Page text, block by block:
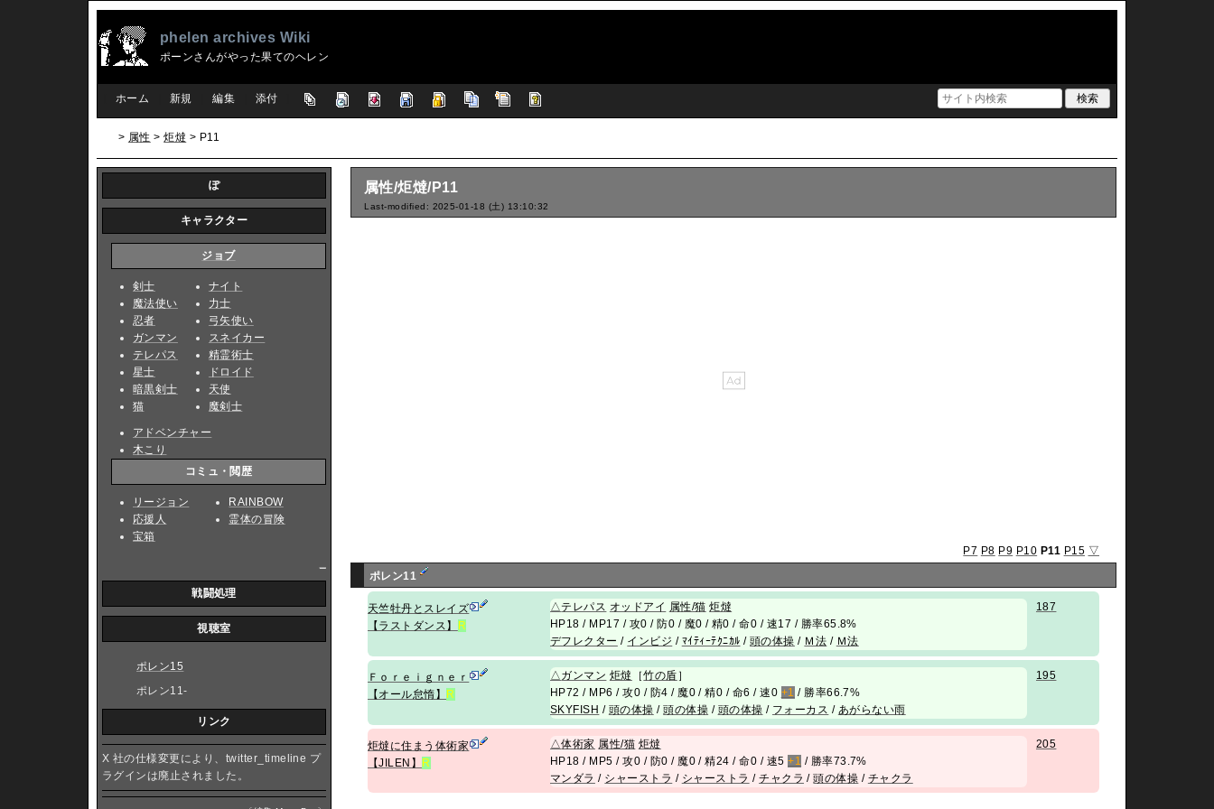
phelen archives Wiki
ポーンさんがやった果てのヘレン
ホーム 新規 編集 添付
> 属性 >炬燵 > P11
属性/炬燵/P11
Last-modified: 2025-01-18 (土) 13:10:32
P7 P8 P9 P10 P11 P15 ▽
ポレン11
天竺牡丹とスレイズ
【ラストダンス】
R
△テレパス オッドアイ 属性/猫 炬燵
HP18 / MP17 / 攻0 / 防0 / 魔0 / 精0 / 命0 / 速17 / 勝率65.8%
デフレクター / インビジ / ﾏｲﾃｨｰﾃｸﾆｶﾙ / 頭の体操 / Ｍ法 / Ｍ法
187
Ｆｏｒｅｉｇｎｅｒ
【オール怠惰】
R
△ガンマン 炬燵 ［竹の盾 ］
HP72 / MP6 / 攻0 / 防4 / 魔0 / 精0 / 命6 / 速0 +1 / 勝率66.7%
SKYFISH / 頭の体操 /頭の体操 / 頭の体操 / フォーカス / あがらない雨
195
炬燵に住まう体術家
【JILEN】 R
△体術家 属性/猫 炬燵
HP18 / MP5 / 攻0 / 防0 / 魔0 / 精24 / 命0 / 速5+1 / 勝率73.7%
マンダラ / シャーストラ / シャーストラ /チャクラ /頭の体操 / チャクラ
205
ぽ
キャラクター
ジョブ
剣士
魔法使い
忍者
ガンマン
テレパス
星士
暗黒剣士
猫
ナイト
力士
弓矢使い
スネイカー
精霊術士
ドロイド
天使
魔剣士
アドベンチャー
木こり
コミュ・閲歴
リージョン
応援人
宝箱
RAINBOW
霊体の冒険
戦闘処理
視聴室
ポレン15
ポレン11-
リンク
X 社の仕様変更により、twitter_timeline プ
ラグインは廃止されました。